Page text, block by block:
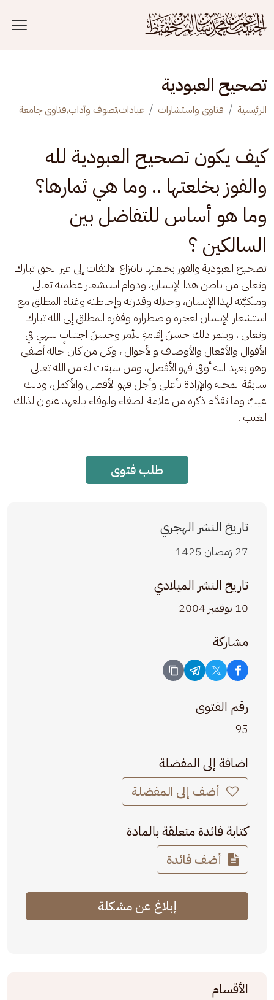
تصحيح العبودية
الرئيسية فتاوى واستشارات عبادات,تصوف وآداب,فتاوى جامعة
كيف يكون تصحيح العبودية لله
والفوز بخلعتها .. وما هي ثمارها؟
وما هو أساس للتفاضل بين
السالكين ؟
تصحيح العبودية والفوز بخلعتها بانتزاع الالتفات إلى غير الحق تبارك
وتعالى من باطن هذا الإنسان، ودوام استشعار عظمته تعالى
وملكيَّته لهذا الإنسان، وجلاله وقدرته وإحاطته وغناه المطلق مع
استشعار الإنسان لعجزه واضطراره وفقره المطلق إلى الله تبارك
وتعالى ، ويثمر ذلك حسنَ إقامةٍ للأمر وحسنَ اجتنابٍ للنهي في
الأقوال والأفعال والأوصاف والأحوال ، وكل من كان حاله أصفى
وهو بعهد الله أوفى فهو الأفضل، ومن سبقت له من الله تعالى
سابقة المحبة والإرادة بأعلى وأجل فهو الأفضل والأكمل، وذلك
غيبٌ وما تقدَّم ذكره من علامة الصفاء والوفاء بالعهد عنوان لذلك
الغيب .
طلب فتوى
تاريخ النشر الهجري
27 رَمضان 1425
تاريخ النشر الميلادي
10 نوفمبر 2004
مشاركة
رقم الفتوى
95
اضافة إلى المفضلة
أضف إلى المفضلة
كتابة فائدة متعلقة بالمادة
أضف فائدة
إبلاغ عن مشكلة
الأقسام